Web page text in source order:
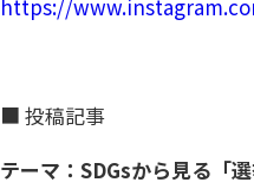
https://
■ 投稿記事
テーマ：SDGsから見る「